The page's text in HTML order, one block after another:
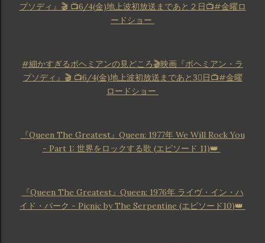
プソディ』🎬 📺6/4(金)地上波初放送まであと２日📺#金曜ロ
ードショー
#細かすぎるボヘミアンの見どころ🎬映画『ボヘミアン・ラ
プソディ』🎬 📺6/4(金)地上波初放送まであと3⃣日📺#金曜
ロードショー
『Queen The Greatest』Queen: 1977年 We Will Rock You
- Part 1: 世界をロックする歌 (エピソード 11)👑
『Queen The Greatest』Queen: 1976年 ライヴ・イン・ハ
イド・パーク - Picnic by The Serpentine (エピソード10)👑